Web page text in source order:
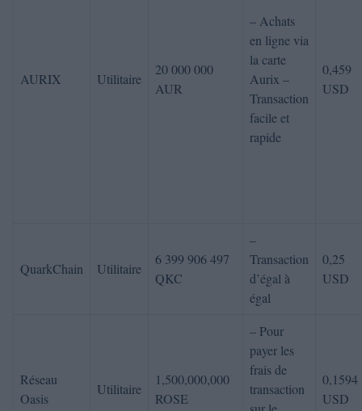
AURIX Utilitaire
20 000 000
AUR
– Achats
en ligne via
la carte
Aurix –
Transaction
facile et
rapide
0,459
USD
QuarkChain Utilitaire
6 399 906 497
QKC
–
Transaction
d’égal à
égal
0,25
USD
Réseau
Oasis
Utilitaire
1,500,000,000
ROSE
– Pour
payer les
frais de
transaction
0,1594
USD